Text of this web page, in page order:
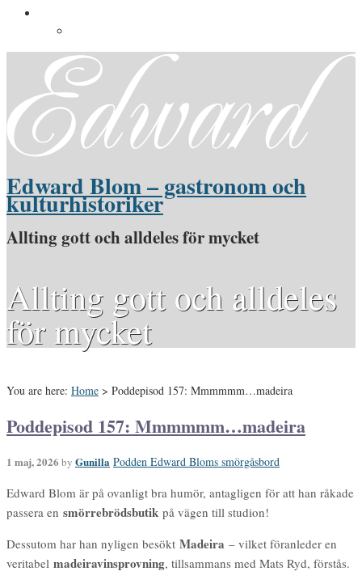
Edward Blom – gastronom och
kulturhistoriker
Allting gott och alldeles för mycket
Allting gott och alldeles
för mycket
You are here: Home > Poddepisod 157: Mmmmmm…madeira
Poddepisod 157: Mmmmmm…madeira
1 maj, 2026 by Gunilla Podden Edward Bloms smörgåsbord
Edward Blom är på ovanligt bra humör, antagligen för att han råkade
passera en smörrebrödsbutik på vägen till studion!
Dessutom har han nyligen besökt Madeira – vilket föranleder en
veritabel madeiravinsprovning, tillsammans med Mats Ryd, förstås.